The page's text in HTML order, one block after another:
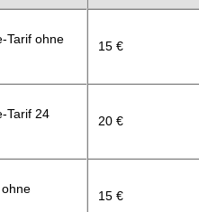
Tarif ohne
15 €
Tarif 24
20 €
15 €